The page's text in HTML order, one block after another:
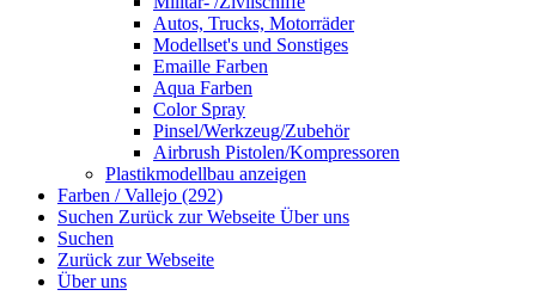
Autos, Trucks, Motorräder
Modellset's und Sonstiges
Emaille Farben
Aqua Farben
Color Spray
Pinsel/Werkzeug/Zubehör
Airbrush Pistolen/Kompressoren
Plastikmodellbau anzeigen
Farben / Vallejo (292)
Suchen Zurück zur Webseite Über uns
Suchen
Zurück zur Webseite
Über uns